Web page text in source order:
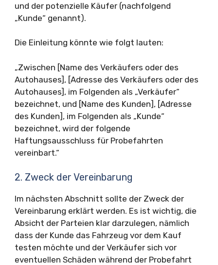
und der potenzielle Käufer (nachfolgend
„Kunde“ genannt).
Die Einleitung könnte wie folgt lauten:
„Zwischen [Name des Verkäufers oder des
Autohauses], [Adresse des Verkäufers oder des
Autohauses], im Folgenden als „Verkäufer“
bezeichnet, und [Name des Kunden], [Adresse
des Kunden], im Folgenden als „Kunde“
bezeichnet, wird der folgende
Haftungsausschluss für Probefahrten
vereinbart.“
2. Zweck der Vereinbarung
Im nächsten Abschnitt sollte der Zweck der
Vereinbarung erklärt werden. Es ist wichtig, die
Absicht der Parteien klar darzulegen, nämlich
dass der Kunde das Fahrzeug vor dem Kauf
testen möchte und der Verkäufer sich vor
eventuellen Schäden während der Probefahrt